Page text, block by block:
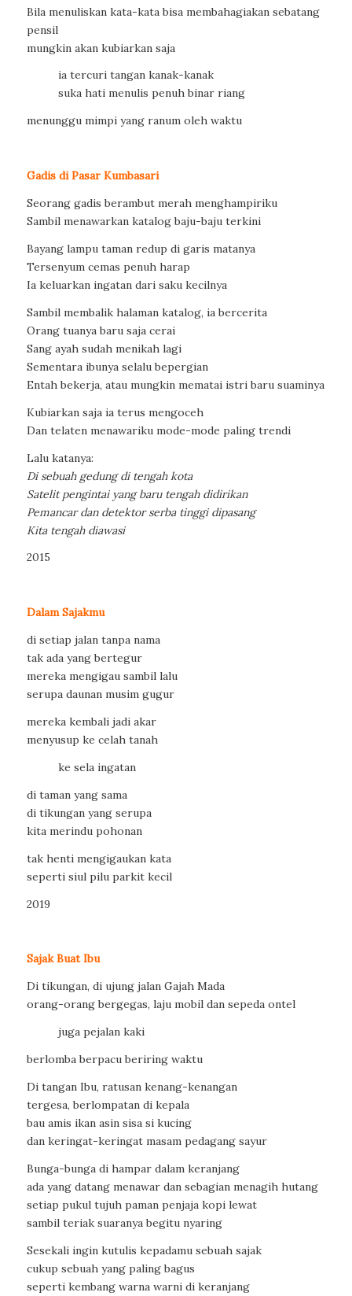
Bila menuliskan kata-kata bisa membahagiakan sebatang
pensil
mungkin akan kubiarkan saja
ia tercuri tangan kanak-kanak
suka hati menulis penuh binar riang
menunggu mimpi yang ranum oleh waktu
Gadis di Pasar Kumbasari
Seorang gadis berambut merah menghampiriku
Sambil menawarkan katalog baju-baju terkini
Bayang lampu taman redup di garis matanya
Tersenyum cemas penuh harap
Ia keluarkan ingatan dari saku kecilnya
Sambil membalik halaman katalog, ia bercerita
Orang tuanya baru saja cerai
Sang ayah sudah menikah lagi
Sementara ibunya selalu bepergian
Entah bekerja, atau mungkin mematai istri baru suaminya
Kubiarkan saja ia terus mengoceh
Dan telaten menawariku mode-mode paling trendi
Lalu katanya:
Di sebuah gedung di tengah kota
Satelit pengintai yang baru tengah didirikan
Pemancar dan detektor serba tinggi dipasang
Kita tengah diawasi
2015
Dalam Sajakmu
di setiap jalan tanpa nama
tak ada yang bertegur
mereka mengigau sambil lalu
serupa daunan musim gugur
mereka kembali jadi akar
menyusup ke celah tanah
ke sela ingatan
di taman yang sama
di tikungan yang serupa
kita merindu pohonan
tak henti mengigaukan kata
seperti siul pilu parkit kecil
2019
Sajak Buat Ibu
Di tikungan, di ujung jalan Gajah Mada
orang-orang bergegas, laju mobil dan sepeda ontel
juga pejalan kaki
berlomba berpacu beriring waktu
Di tangan Ibu, ratusan kenang-kenangan
tergesa, berlompatan di kepala
bau amis ikan asin sisa si kucing
dan keringat-keringat masam pedagang sayur
Bunga-bunga di hampar dalam keranjang
ada yang datang menawar dan sebagian menagih hutang
setiap pukul tujuh paman penjaja kopi lewat
sambil teriak suaranya begitu nyaring
Sesekali ingin kutulis kepadamu sebuah sajak
cukup sebuah yang paling bagus
seperti kembang warna warni di keranjang